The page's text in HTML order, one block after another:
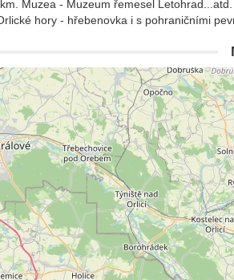
Muzea - Muzeum řemesel
hory - hřebenovka i s pohraničními